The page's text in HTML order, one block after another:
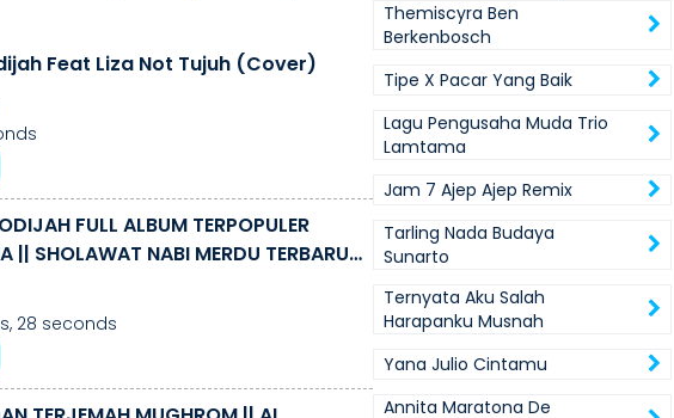
Feat Liza Not Tujuh (Cover)
FULL ALBUM TERPOPULER
|| SHOLAWAT NABI MERDU TERBARU
28 seconds
Themiscyra Ben
Berkenbosch
Tipe X Pacar Yang Baik
Lagu Pengusaha Muda Trio
Lamtama
Jam 7 Ajep Ajep Remix
Tarling Nada Budaya
Sunarto
Ternyata Aku Salah
Harapanku Musnah
Yana Julio Cintamu
Annita Maratona De